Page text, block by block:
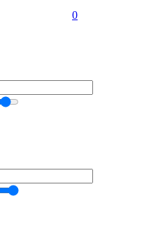
0